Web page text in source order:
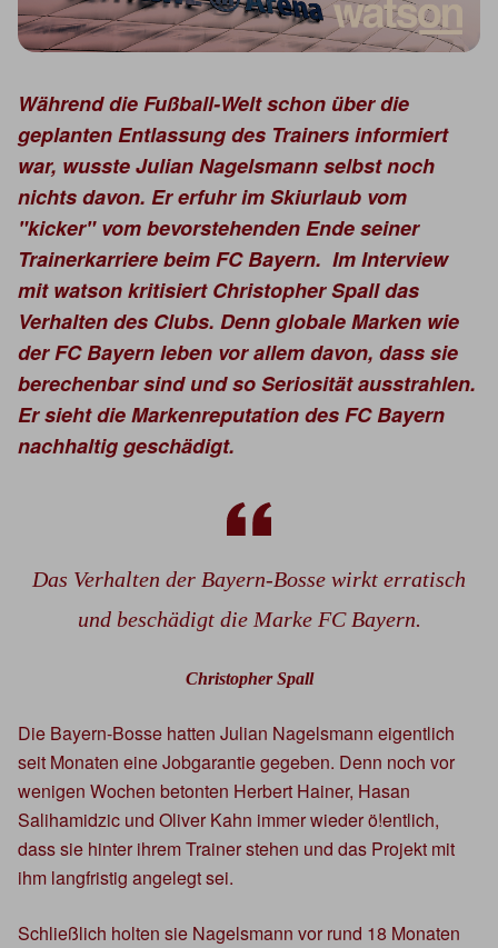
Während die Fußball-Welt schon über die
geplanten Entlassung des Trainers informiert
war, wusste Julian Nagelsmann selbst noch
nichts davon. Er erfuhr im Skiurlaub vom
"kicker" vom bevorstehenden Ende seiner
Trainerkarriere beim FC Bayern. Im Interview
mit watson kritisiert Christopher Spall das
Verhalten des Clubs. Denn globale Marken wie
der FC Bayern leben vor allem davon, dass sie
berechenbar sind und so Seriosität ausstrahlen.
Er sieht die Markenreputation des FC Bayern
nachhaltig geschädigt.
Das Verhalten der Bayern-Bosse wirkt erratisch
und beschädigt die Marke FC Bayern.
Christopher Spall
Die Bayern-Bosse hatten Julian Nagelsmann eigentlich
seit Monaten eine Jobgarantie gegeben. Denn noch vor
wenigen Wochen betonten Herbert Hainer, Hasan
Salihamidzic und Oliver Kahn immer wieder ö!entlich,
dass sie hinter ihrem Trainer stehen und das Projekt mit
ihm langfristig angelegt sei.
Schließlich holten sie Nagelsmann vor rund 18 Monaten